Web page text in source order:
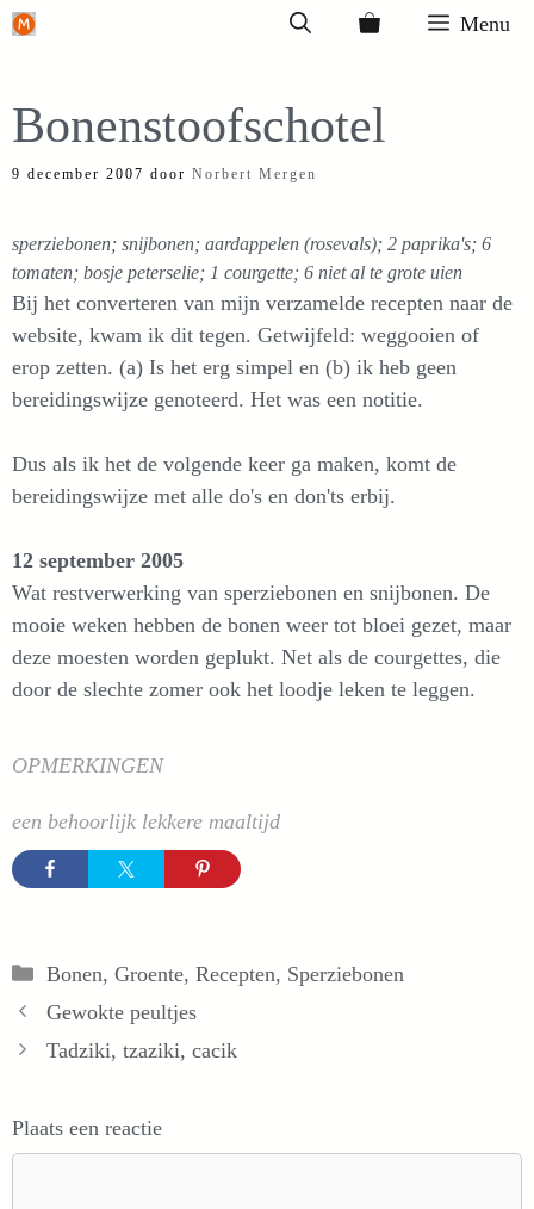
Ga
inhoud
Menu
Bonenstoofschotel
9 december 2007 door Norbert Mergen
sperziebonen; snijbonen; aardappelen (rosevals); 2 paprika's; 6
tomaten; bosje peterselie; 1 courgette; 6 niet al te grote uien
Bij het converteren van mijn verzamelde recepten naar de
website, kwam ik dit tegen. Getwijfeld: weggooien of
erop zetten. (a) Is het erg simpel en (b) ik heb geen
bereidingswijze genoteerd. Het was een notitie.
Dus als ik het de volgende keer ga maken, komt de
bereidingswijze met alle do's en don'ts erbij.
12 september 2005
Wat restverwerking van sperziebonen en snijbonen. De
mooie weken hebben de bonen weer tot bloei gezet, maar
deze moesten worden geplukt. Net als de courgettes, die
door de slechte zomer ook het loodje leken te leggen.
OPMERKINGEN
een behoorlijk lekkere maaltijd
Categorieën
Bonen, Groente, Recepten, Sperziebonen
Gewokte peultjes
Tadziki, tzaziki, cacik
Plaats een reactie